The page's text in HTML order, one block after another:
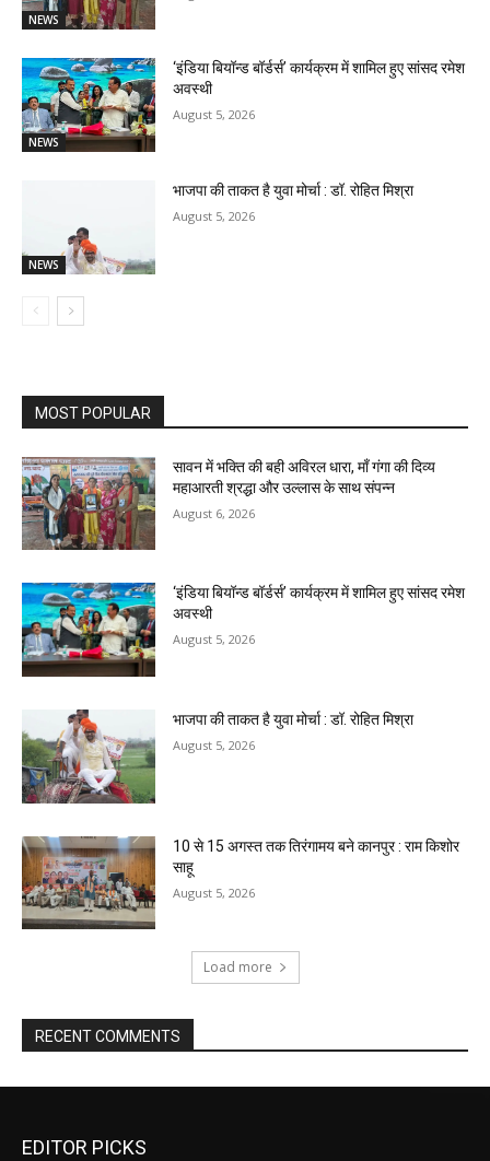
NEWS
NEWS
‘इंडिया बियॉन्ड बॉर्डर्स’ कार्यक्रम में शामिल हुए सांसद रमेश
अवस्थी
August 5, 2026
NEWS
भाजपा की ताकत है युवा मोर्चा : डॉ. रोहित मिश्रा
August 5, 2026
MOST POPULAR
सावन में भक्ति की बही अविरल धारा, माँ गंगा की दिव्य
महाआरती श्रद्धा और उल्लास के साथ संपन्न
August 6, 2026
‘इंडिया बियॉन्ड बॉर्डर्स’ कार्यक्रम में शामिल हुए सांसद रमेश
अवस्थी
August 5, 2026
भाजपा की ताकत है युवा मोर्चा : डॉ. रोहित मिश्रा
August 5, 2026
10 से 15 अगस्त तक तिरंगामय बने कानपुर : राम किशोर
साहू
August 5, 2026
Load more
RECENT COMMENTS
EDITOR PICKS